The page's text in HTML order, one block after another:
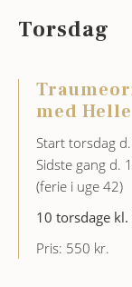
Torsdag
med Helle
Start torsdag
Sidste gang d.
(ferie i uge 42)
10 torsdage
Pris: 550 kr.